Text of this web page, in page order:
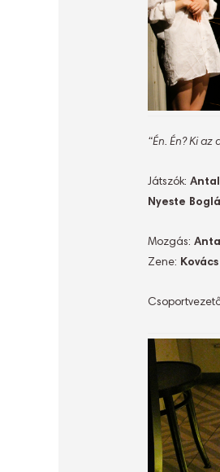
“Én. Én? Ki
Játszók:
Nyeste
Mozgás:
Zene: